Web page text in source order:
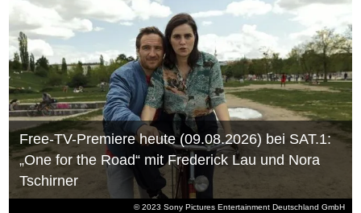
© 2023 Sony Pictures Entertainment Deutschland GmbH
Free-TV-Premiere heute (09.08.2026) bei SAT.1:
„One for the Road“ mit Frederick Lau und Nora
Tschirner